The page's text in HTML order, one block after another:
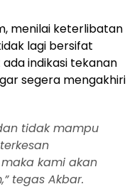
menilai keterlibatan
lagi bersifat
indikasi tekanan
segera mengakhiri
tidak mampu
kami akan
tegas Akbar.